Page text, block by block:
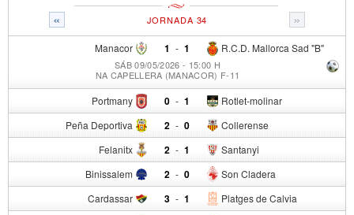
« »
JORNADA 34
Manacor 1 - R.C.D. Mallorca Sad "B"
1
SÁB 09/05/2026 - 15:00 H
NA CAPELLERA (MANACOR) F-11
Portmany 0 - Rotlet-molinar
1
Peña Deportiva 2 - Collerense
0
Felanitx 2 - Santanyi
1
Binissalem 2 - Son Cladera
0
Cardassar 3 - Platges de Calvia
1